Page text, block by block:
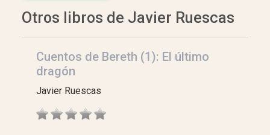
Otros libros de Javier Ruescas
Cuentos de Bereth (1): El último
dragón
Javier Ruescas